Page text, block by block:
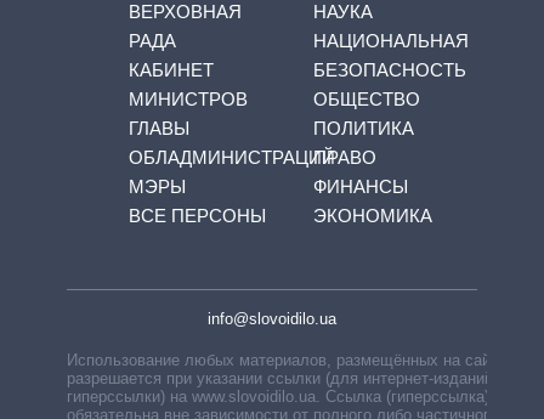
ВЕРХОВНАЯ
РАДА
КАБИНЕТ
МИНИСТРОВ
ГЛАВЫ
ОБЛАДМИНИСТРАЦИЙ
МЭРЫ
ВСЕ ПЕРСОНЫ
НАУКА
НАЦИОНАЛЬНАЯ
БЕЗОПАСНОСТЬ
ОБЩЕСТВО
ПОЛИТИКА
ПРАВО
ФИНАНСЫ
ЭКОНОМИКА
info@slovoidilo.ua
Использование любых материалов, размещённых на сайте,
разрешается при указании ссылки (для интернет-изданий —
гиперссылки) на www.slovoidilo.ua. Ссылка (гиперссылка)
обязательна вне зависимости от полного либо частичного